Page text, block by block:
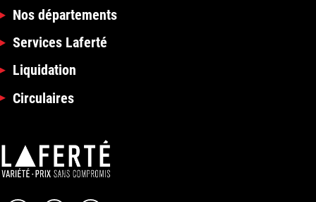
Nos départements
Services Laferté
Liquidation
Circulaires